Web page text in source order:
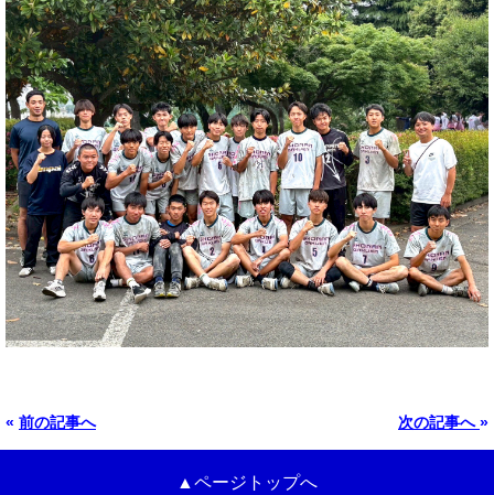
« 前の記事へ 次の記事へ »
▲ページトップへ